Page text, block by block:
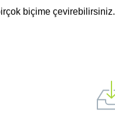
biçime çevirebilirsiniz.